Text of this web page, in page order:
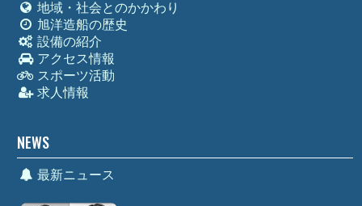
地域・社会とのかかわり
旭洋造船の歴史
設備の紹介
アクセス情報
スポーツ活動
求人情報
NEWS
最新ニュース